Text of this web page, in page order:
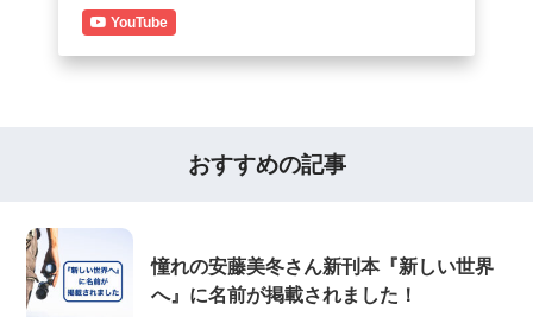
YouTube
おすすめの記事
憧れの安藤美冬さん新刊本『新しい世界
へ』に名前が掲載されました！